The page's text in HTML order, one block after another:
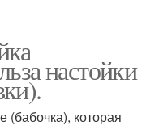
настойки
(бабочка), которая